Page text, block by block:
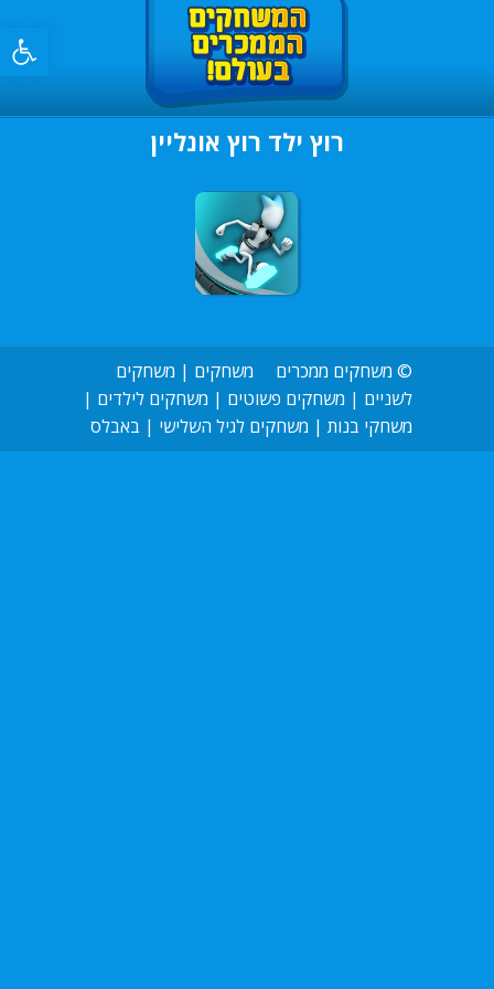
פתח
רוץ ילד רוץ אונליין
© משחקים ממכרים משחקים | משחקים
לשניים | משחקים פשוטים | משחקים לילדים |
משחקי בנות | משחקים לגיל השלישי | באבלס